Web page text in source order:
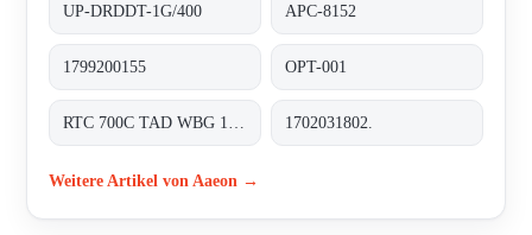
UP-DRDDT-1G/400 APC-8152
1799200155 OPT-001
1702031802.
Weitere Artikel von Aaeon →